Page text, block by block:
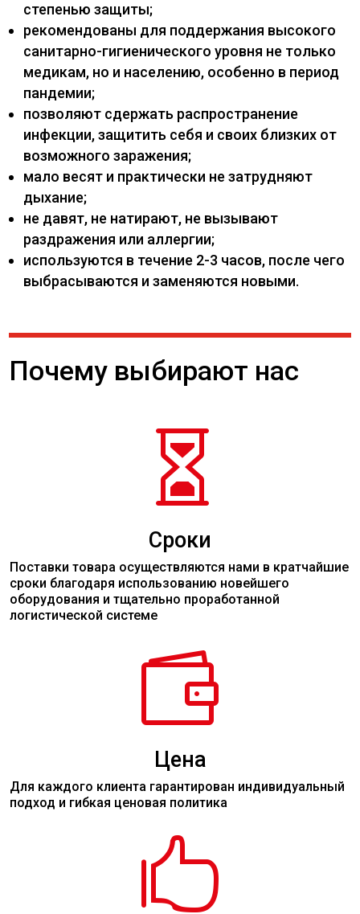
степенью защиты;
рекомендованы для поддержания высокого
санитарно-гигиенического уровня не только
медикам, но и населению, особенно в период
пандемии;
позволяют сдержать распространение
инфекции, защитить себя и своих близких от
возможного заражения;
мало весят и практически не затрудняют
дыхание;
не давят, не натирают, не вызывают
раздражения или аллергии;
используются в течение 2-3 часов, после чего
выбрасываются и заменяются новыми.
Почему выбирают нас

Сроки
Поставки товара осуществляются нами в кратчайшие
сроки благодаря использованию новейшего
оборудования и тщательно проработанной
логистической системе

Цена
Для каждого клиента гарантирован индивидуальный
подход и гибкая ценовая политика
